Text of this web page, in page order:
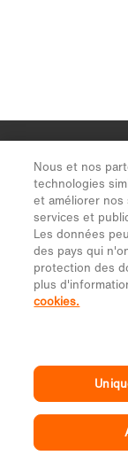
Nous et nos
technologies
et améliorer
services et
Les données
des pays qui
protection des
plus
cookies.